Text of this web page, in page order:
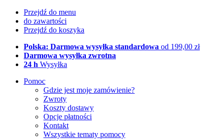
Przejdź do menu
do zawartości
Przejdź do koszyka
Polska: Darmowa wysyłka standardowa od 199,00 zł
Darmowa wysyłka zwrotna
24 h Wysyłka
Pomoc
Gdzie jest moje zamówienie?
Zwroty
Koszty dostawy
Opcje płatności
Kontakt
Wszystkie tematy pomocy